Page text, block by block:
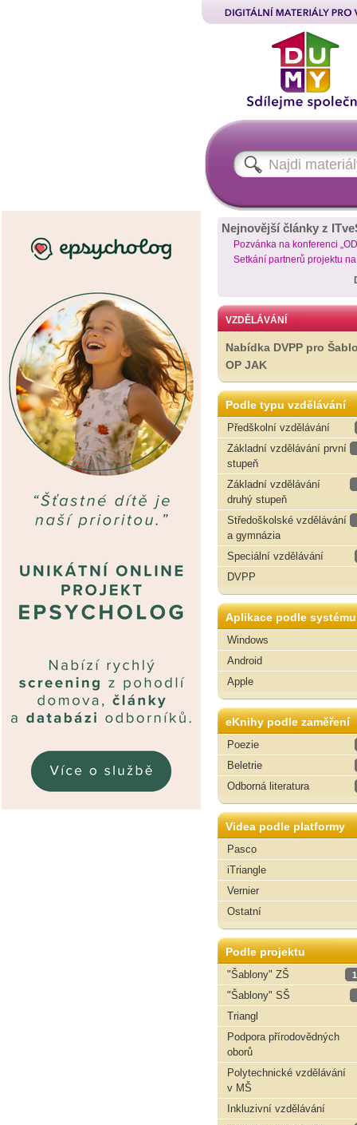
Nejnovější články z
Pozvánka na konferenci
Setkání partnerů projektu
VZDĚLÁVÁNÍ
Nabídka DVPP pro
OP JAK
Podle typu vzdělávání
Předškolní vzdělávání
Základní vzdělávání první
stupeň
Základní vzdělávání
druhý stupeň
Středoškolské vzdělávání
a gymnázia
Speciální vzdělávání
DVPP
Aplikace podle systému
Windows
Android
Apple
eKnihy podle zaměření
Poezie
Beletrie
Odborná literatura
Videa podle platformy
Pasco
iTriangle
Vernier
Ostatní
Podle projektu
"Šablony" ZŠ
"Šablony" SŠ
Triangl
Podpora přírodovědných
oborů
Polytechnické vzdělávání
v MŠ
Inkluzivní vzdělávání